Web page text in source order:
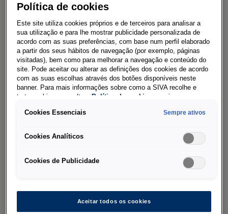
colaborar em soluções de transporte elétrico
no futuro, para acelerar ainda mais a
descarbonização da frota de serviços da
Vestas.
A Vestas encomendou mais de 100 Volkswagen
fevereiro de 2023 e são utilizados para a
assistência e manutenção das turbinas eólicas da
Vestas na Dinamarca e no norte da Alemanha.
mercados europeus, como França e Espanha.
Com o objetivo de se tornar uma empresa com
Política de cookies
Este site utiliza cookies próprios e de terceiros para analisar a
sua utilização e para lhe mostrar publicidade personalizada de
acordo com as suas preferências, com base num perfil elaborado
a partir dos seus hábitos de navegação (por exemplo, páginas
visitadas), bem como para melhorar a navegação e conteúdo do
site. Pode aceitar ou alterar as definições dos cookies de acordo
com as suas escolhas através dos botões disponíveis neste
banner. Para mais informações sobre como a SIVA recolhe e
trata cookies, consulte aPolítica de cookies em vigor.
Cookies Essenciais Sempre ativos
Cookies Analíticos
Cookies de Publicidade
Aceitar todos os cookies